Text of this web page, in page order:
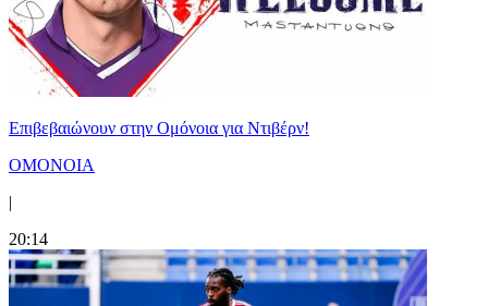
Επιβεβαιώνουν στην Ομόνοια για Ντιβέρν!
ΟΜΟΝΟΙΑ
|
20:14